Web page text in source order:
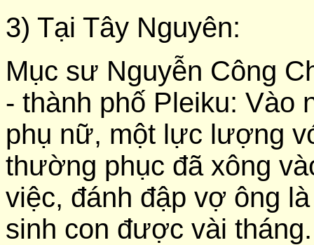
3) Tại Tây Nguyên:
Mục sư Nguyễn Công
- thành phố Pleiku: Vào
phụ nữ, một lực lượng
thường phục đã xông
việc, đánh đập vợ ông
sinh con được vài tháng.